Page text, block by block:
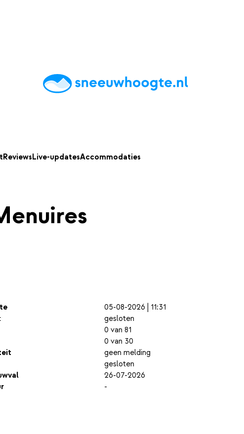
AccommodatiesTipsReviewsLive updatesApp
ReviewsLive-updatesAccommodaties
05-08-2026 | 11:31
gesloten
0 van 81
0 van 30
geen melding
gesloten
26-07-2026
-